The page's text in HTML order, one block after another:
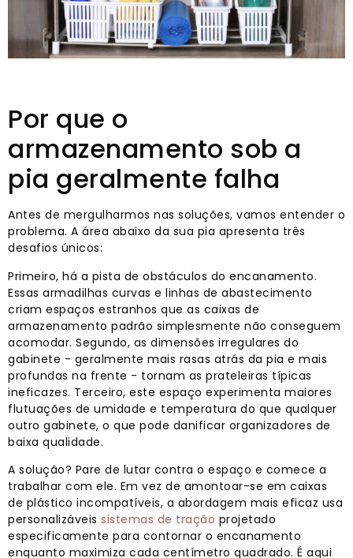
Por que o
armazenamento sob a
pia geralmente falha
Antes de mergulharmos nas soluções, vamos entender o
problema. A área abaixo da sua pia apresenta três
desafios únicos:
Primeiro, há a pista de obstáculos do encanamento.
Essas armadilhas curvas e linhas de abastecimento
criam espaços estranhos que as caixas de
armazenamento padrão simplesmente não conseguem
acomodar. Segundo, as dimensões irregulares do
gabinete - geralmente mais rasas atrás da pia e mais
profundas na frente - tornam as prateleiras típicas
ineficazes. Terceiro, este espaço experimenta maiores
flutuações de umidade e temperatura do que qualquer
outro gabinete, o que pode danificar organizadores de
baixa qualidade.
A solução? Pare de lutar contra o espaço e comece a
trabalhar com ele. Em vez de amontoar-se em caixas
de plástico incompatíveis, a abordagem mais eficaz usa
personalizáveis sistemas de tração projetado
especificamente para contornar o encanamento
enquanto maximiza cada centímetro quadrado. É aqui